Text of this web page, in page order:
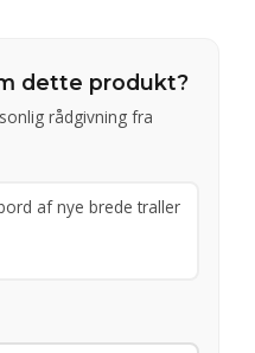
dette produkt?
rådgivning fra
af nye brede traller